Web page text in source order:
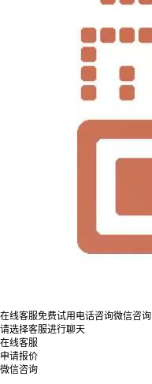
在线客服免费试用 电话咨询微信咨询
请选择客服进行聊天
在线客服
申请报价
微信咨询